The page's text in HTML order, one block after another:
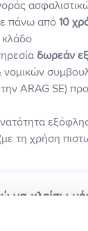
πάνω από 10
κλάδο
δωρεάν
νομικών
ARAG SE)
τη χρήση
να κλείσω